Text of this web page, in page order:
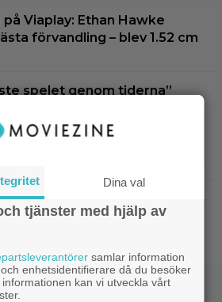
på Viaplay: Ethan Hawke
förvandling – blev 1.52 cm
spelet genom tiderna”
tv-serier redo att plöja i
Katherine Heigl sålde bara
lägsta intäkter
Dina val
tjänster med hjälp av
samlar information
enhetsidentifierare då du besöker
kan vi utveckla vårt